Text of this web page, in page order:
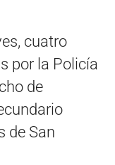
cuatro
por la Policía
de
de San